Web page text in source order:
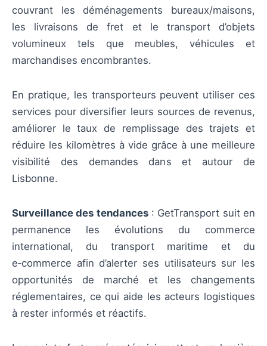
couvrant les déménagements bureaux/maisons,
les livraisons de fret et le transport d’objets
volumineux tels que meubles, véhicules et
marchandises encombrantes.
En pratique, les transporteurs peuvent utiliser ces
services pour diversifier leurs sources de revenus,
améliorer le taux de remplissage des trajets et
réduire les kilomètres à vide grâce à une meilleure
visibilité des demandes dans et autour de
Lisbonne.
Surveillance des tendances: GetTransport suit en
permanence les évolutions du commerce
international, du transport maritime et du
e‑commerce afin d’alerter ses utilisateurs sur les
opportunités de marché et les changements
réglementaires, ce qui aide les acteurs logistiques
à rester informés et réactifs.